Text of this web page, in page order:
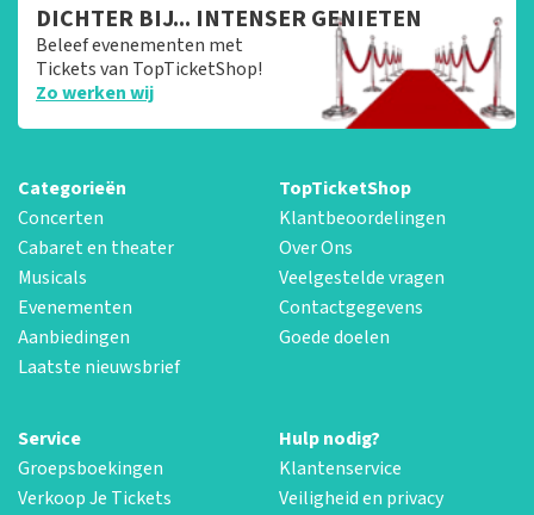
DICHTER BIJ... INTENSER GENIETEN
Beleef evenementen met
Tickets van TopTicketShop!
Zo werken wij
Categorieën
Concerten
Cabaret en theater
Musicals
Evenementen
Aanbiedingen
Laatste nieuwsbrief
TopTicketShop
Klantbeoordelingen
Over Ons
Veelgestelde vragen
Contactgegevens
Goede doelen
Service
Groepsboekingen
Verkoop Je Tickets
Hulp nodig?
Klantenservice
Veiligheid en privacy